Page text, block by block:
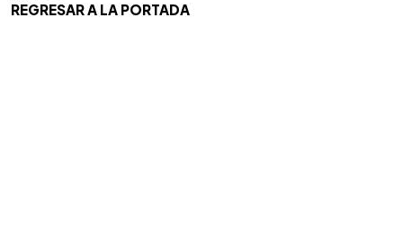
REGRESAR A LA PORTADA